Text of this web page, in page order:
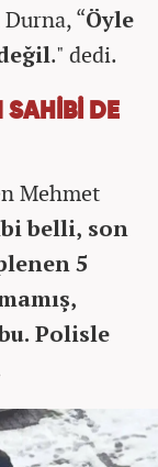
“Öyle
." dedi.
SAHİBİ DE
Mehmet
belli, son
5
Polisle